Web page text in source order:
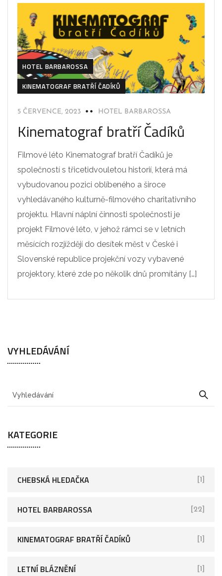
HOTEL BARBAROSSA
KINEMATOGRAF BRATŘÍ ČADÍKŮ
5 ČERVENCE, 2023 HOTEL BARBAROSSA
Kinematograf bratří Čadíků
Filmové léto Kinematograf bratří Čadíků je
společností s třicetidvouletou historií, která má
vybudovanou pozici oblíbeného a široce
vyhledávaného kulturně-filmového charitativního
projektu. Hlavní náplní činnosti společnosti je
projekt Filmové léto, v jehož rámci se v letních
měsících rozjíždějí do desítek měst v České i
Slovenské republice projekční vozy vybavené
projektory, které zde po několik dnů promítány […]
VYHLEDÁVÁNÍ
KATEGORIE
CHEBSKÁ HLEDAČKA [1]
HOTEL BARBAROSSA [22]
KINEMATOGRAF BRATŘÍ ČADÍKŮ [1]
LETNÍ BLÁZNĚNÍ [1]